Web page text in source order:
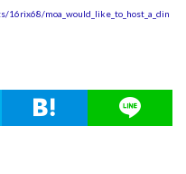
moa_would_like_to_host_a_din